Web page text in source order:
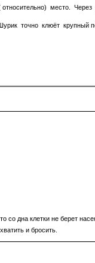
место.
точно клюёт
со дна клетки не берет
и бросить.